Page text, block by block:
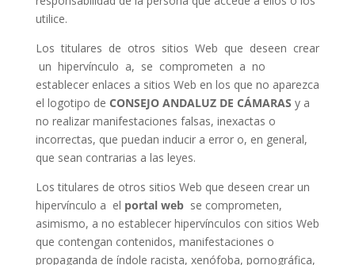
utilice.
Los titulares de otros sitios Web que deseen crear
un hipervínculo a, se comprometen a no
establecer enlaces a sitios Web en los que no aparezca
el logotipo de CONSEJO ANDALUZ DE CÁMARAS y a
no realizar manifestaciones falsas, inexactas o
incorrectas, que puedan inducir a error o, en general,
que sean contrarias a las leyes.
Los titulares de otros sitios Web que deseen crear un
hipervínculo a el portal webse comprometen,
asimismo, a no establecer hipervínculos con sitios Web
que contengan contenidos, manifestaciones o
propaganda de índole racista, xenófoba, pornográfica,